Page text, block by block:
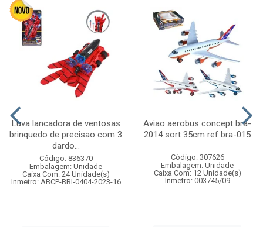
Luva lancadora de ventosas
brinquedo de precisao com 3
dardo...
Código: 836370
Embalagem: Unidade
Caixa Com: 24 Unidade(s)
Inmetro: ABCP-BRI-0404-2023-16
Aviao aerobus concept bra-
2014 sort 35cm ref bra-015
Código: 307626
Embalagem: Unidade
Caixa Com: 12 Unidade(s)
Inmetro: 003745/09